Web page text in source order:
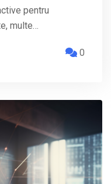
pentru
multe…
0